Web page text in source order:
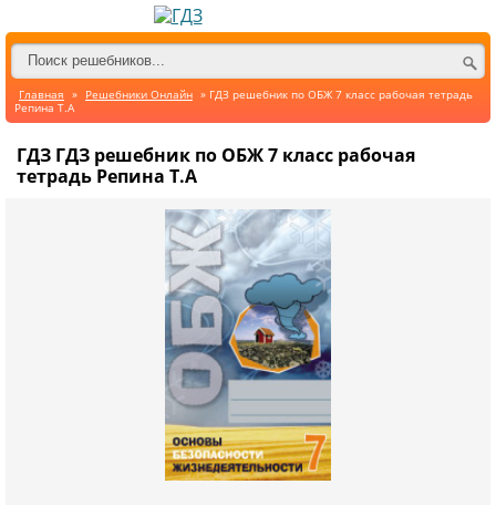
Главная » Решебники Онлайн » ГДЗ решебник по ОБЖ 7 класс рабочая тетрадь
Репина Т.А
ГДЗ ГДЗ решебник по ОБЖ 7 класс рабочая
тетрадь Репина Т.А